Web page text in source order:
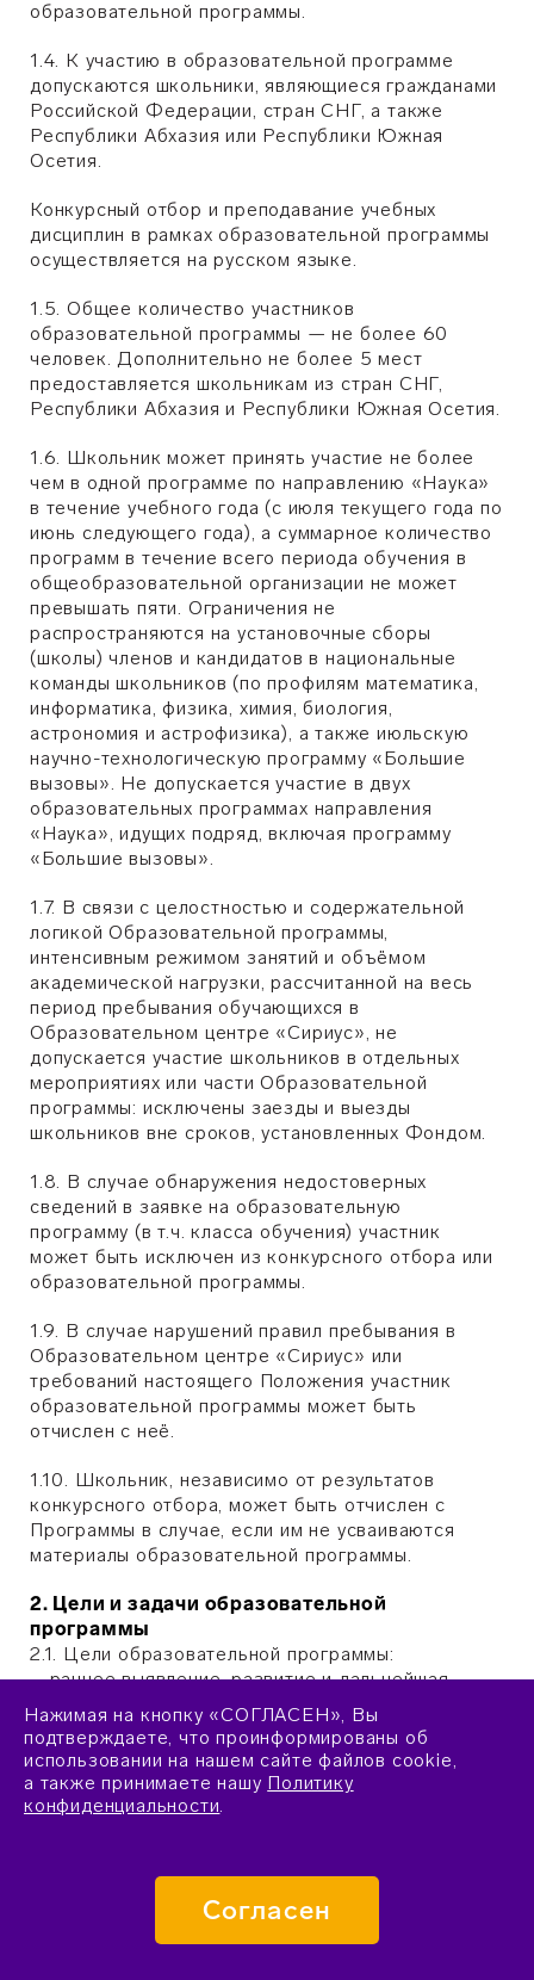
образовательной программы.
1.4. К участию в образовательной программе
допускаются школьники, являющиеся гражданами
Российской Федерации, стран СНГ, а также
Республики Абхазия или Республики Южная
Осетия.
Конкурсный отбор и преподавание учебных
дисциплин в рамках образовательной программы
осуществляется на русском языке.
1.5. Общее количество участников
образовательной программы — не более 60
человек. Дополнительно не более 5 мест
предоставляется школьникам из стран СНГ,
Республики Абхазия и Республики Южная Осетия.
1.6. Школьник может принять участие не более
чем в одной программе по направлению «Наука»
в течение учебного года (с июля текущего года по
июнь следующего года), а суммарное количество
программ в течение всего периода обучения в
общеобразовательной организации не может
превышать пяти. Ограничения не
распространяются на установочные сборы
(школы) членов и кандидатов в национальные
команды школьников (по профилям математика,
информатика, физика, химия, биология,
астрономия и астрофизика), а также июльскую
научно-технологическую программу «Большие
вызовы». Не допускается участие в двух
образовательных программах направления
«Наука», идущих подряд, включая программу
«Большие вызовы».
1.7. В связи с целостностью и содержательной
логикой Образовательной программы,
интенсивным режимом занятий и объёмом
академической нагрузки, рассчитанной на весь
период пребывания обучающихся в
Образовательном центре «Сириус», не
допускается участие школьников в отдельных
мероприятиях или части Образовательной
программы: исключены заезды и выезды
школьников вне сроков, установленных Фондом.
1.8. В случае обнаружения недостоверных
сведений в заявке на образовательную
программу (в т.ч. класса обучения) участник
может быть исключен из конкурсного отбора или
образовательной программы.
1.9. В случае нарушений правил пребывания в
Образовательном центре «Сириус» или
требований настоящего Положения участник
образовательной программы может быть
отчислен с неё.
1.10. Школьник, независимо от результатов
конкурсного отбора, может быть отчислен с
Программы в случае, если им не усваиваются
материалы образовательной программы.
2. Цели и задачи образовательной
программы
2.1. Цели образовательной программы:
– раннее выявление, развитие и дальнейшая
профессиональная поддержка детей, проявивших
выдающиеся способности в области
естественнонаучных дисциплин, а также
добившихся успеха в техническом творчестве;
– обеспечение школьникам, проявившим свой
исследованиях, передовых технологических
проектах, а также возможности знакомства с
Нажимая на кнопку «СОГЛАСЕН», Вы
подтверждаете, что проинформированы об
использовании на нашем сайте файлов cookie,
а также принимаете нашу Политику
конфиденциальности.
Согласен